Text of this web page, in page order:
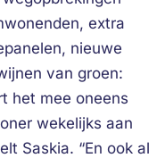
extra
nieuwe
van groen:
het mee oneens
wekelijks aan
Saskia. “En ook al